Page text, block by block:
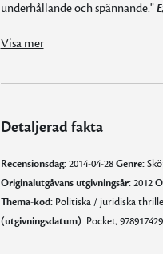
underhållande och spännande."
Visa mer
Detaljerad fakta
Recensionsdag:2014-04-28Genre:
Originalutgåvans utgivningsår:2012
Thema-kod:Politiska / juridiska
(utgivningsdatum):Pocket,